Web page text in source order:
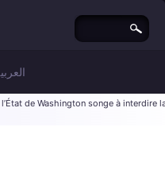
l’État de Washington songe à interdire